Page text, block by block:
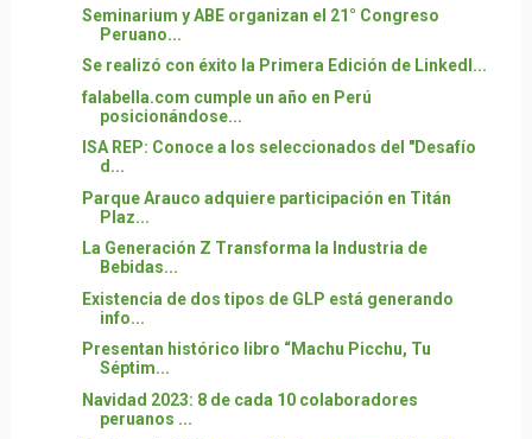
Seminarium y ABE organizan el 21° Congreso
Peruano...
Se realizó con éxito la Primera Edición de LinkedI...
falabella.com cumple un año en Perú
posicionándose...
ISA REP: Conoce a los seleccionados del "Desafío
d...
Parque Arauco adquiere participación en Titán
Plaz...
La Generación Z Transforma la Industria de
Bebidas...
Existencia de dos tipos de GLP está generando
info...
Presentan histórico libro “Machu Picchu, Tu
Séptim...
Navidad 2023: 8 de cada 10 colaboradores
peruanos ...